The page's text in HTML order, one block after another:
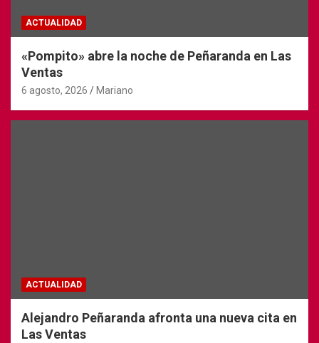
ACTUALIDAD
«Pompito» abre la noche de Peñaranda en Las
Ventas
6 agosto, 2026 Mariano
ACTUALIDAD
Alejandro Peñaranda afronta una nueva cita en
Las Ventas